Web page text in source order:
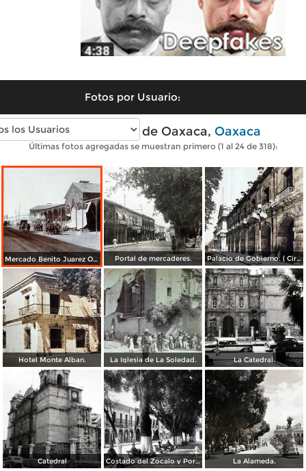
Fotos por Usuario:
Fotos antiguas de Oaxaca, Oaxaca
Últimas fotos agregadas se muestran primero (1 al 24 de 318):
Mercado Benito Juarez Oaxaca 1899 Portal de mercaderes. Palacio de Gobierno. ( Circulada el 3 de Febrero de 1933 ).
Hotel Monte Alban. La Iglesia de La Soledad. La Catedral.
Catedral Costado del Zocalo y Portal de Mercaderes. La Alameda.